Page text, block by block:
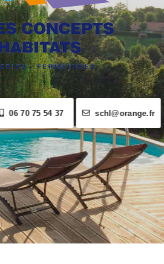
06 70 75 54 37 schl@orange.fr